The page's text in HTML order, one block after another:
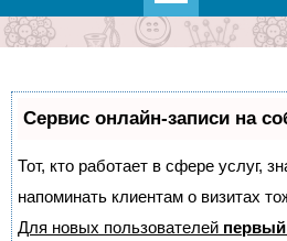
Сервис онлайн-записи на
Тот, кто работает в сфере услуг,
напоминать клиентам о визитах
Для новых пользователей первый